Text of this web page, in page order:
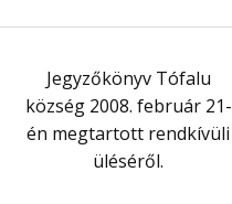
Jegyzőkönyv Tófalu
község 2008. február 21-
én megtartott rendkívüli
üléséről.